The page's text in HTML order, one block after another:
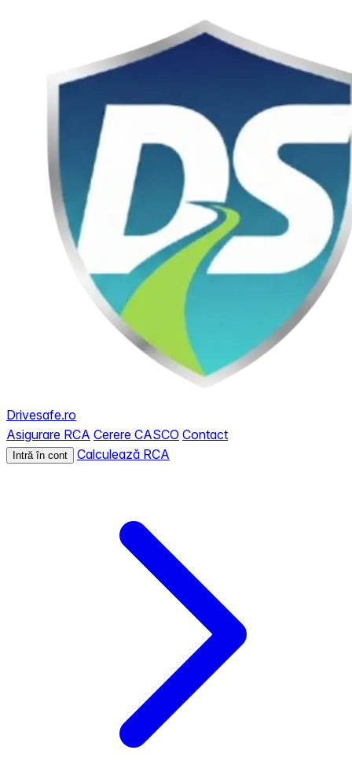
Drivesafe.ro
Asigurare RCA Cerere CASCO Contact
Intră în cont Calculează RCA